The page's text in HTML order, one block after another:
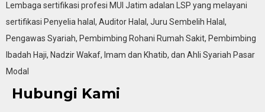
Lembaga sertifikasi profesi MUI Jatim adalan LSP yang melayani
sertifikasi Penyelia halal, Auditor Halal, Juru Sembelih Halal,
Pengawas Syariah, Pembimbing Rohani Rumah Sakit, Pembimbing
Ibadah Haji, Nadzir Wakaf, Imam dan Khatib, dan Ahli Syariah Pasar
Modal
Hubungi Kami